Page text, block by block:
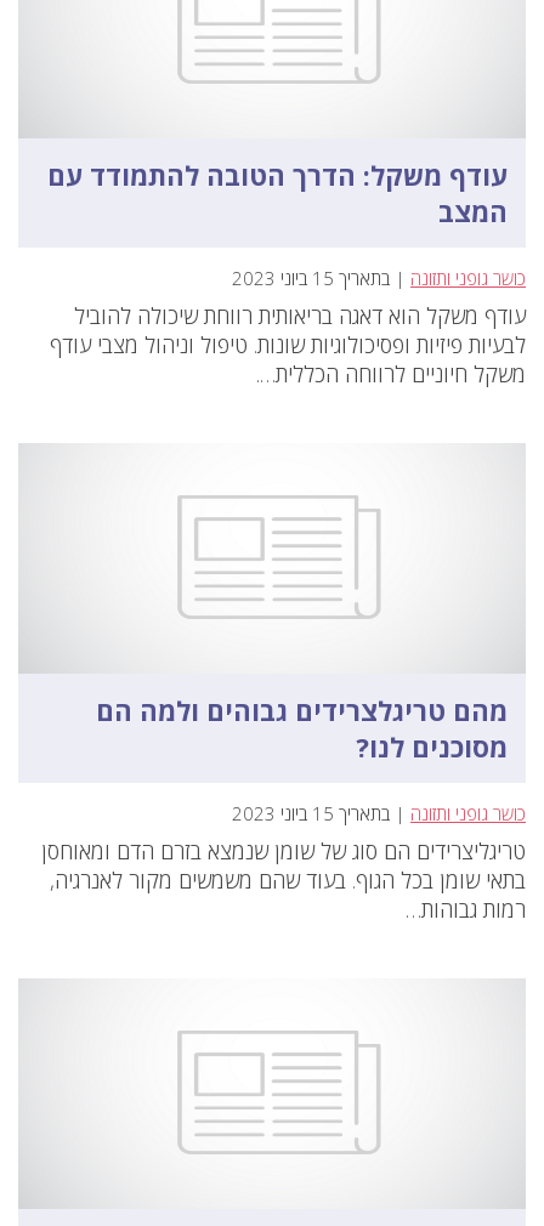
עודף משקל: הדרך הטובה להתמודד עם
המצב
כושר גופני ותזונה | בתאריך 15 ביוני 2023
עודף משקל הוא דאגה בריאותית רווחת שיכולה להוביל
לבעיות פיזיות ופסיכולוגיות שונות. טיפול וניהול מצבי עודף
משקל חיוניים לרווחה הכללית….
מהם טריגלצרידים גבוהים ולמה הם
מסוכנים לנו?
כושר גופני ותזונה | בתאריך 15 ביוני 2023
טריגליצרידים הם סוג של שומן שנמצא בזרם הדם ומאוחסן
בתאי שומן בכל הגוף. בעוד שהם משמשים מקור לאנרגיה,
רמות גבוהות…